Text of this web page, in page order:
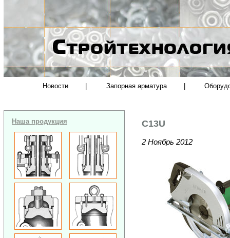
Новости Запорная арматура
Наша продукция C13U
2 Ноябрь 2012